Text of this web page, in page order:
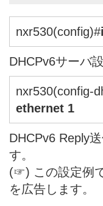
nxr530(config)#
DHCPv6サーバ
nxr530(config-
ethernet 1
DHCPv6 Reply
す。
(☞) この設定例
を広告します。